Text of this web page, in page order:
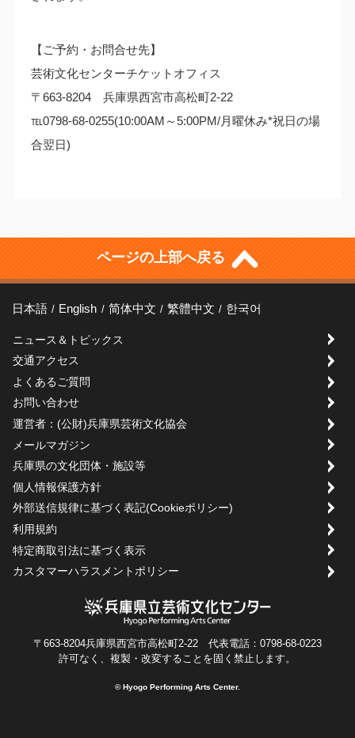
【ご予約・お問合せ先】
芸術文化センターチケットオフィス
〒663-8204 兵庫県西宮市高松町2-22
℡0798-68-0255(10:00AM～5:00PM/月曜休み*祝日の場
合翌日)
ページの上部へ戻る
日本語 English 简体中文 繁體中文 한국어
ニュース＆トピックス
交通アクセス
よくあるご質問
お問い合わせ
運営者：(公財)兵庫県芸術文化協会
メールマガジン
兵庫県の文化団体・施設等
個人情報保護方針
外部送信規律に基づく表記(Cookieポリシー)
利用規約
特定商取引法に基づく表示
カスタマーハラスメントポリシー
〒663-8204兵庫県西宮市高松町2-22 代表電話：0798-68-0223
許可なく、複製・改変することを固く禁止します。
© Hyogo Performing Arts Center.